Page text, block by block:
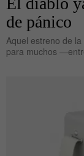
de pánico
Aquel estreno de
para muchos